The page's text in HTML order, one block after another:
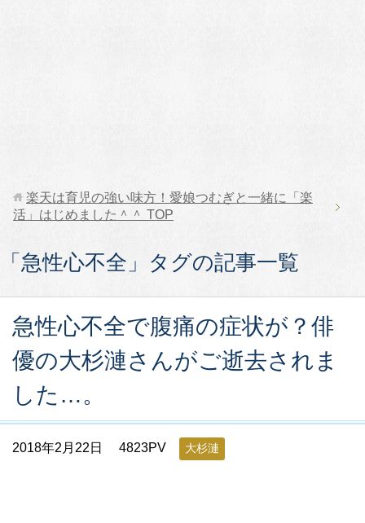
楽天は育児の強い味方！愛娘つむぎと一緒に「楽
活」はじめました＾＾ TOP
「急性心不全」タグの記事一覧
急性心不全で腹痛の症状が？俳
優の大杉漣さんがご逝去されま
した…。
2018年2月22日 4823PV 大杉漣